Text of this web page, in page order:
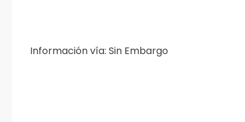
Información vía: Sin Embargo